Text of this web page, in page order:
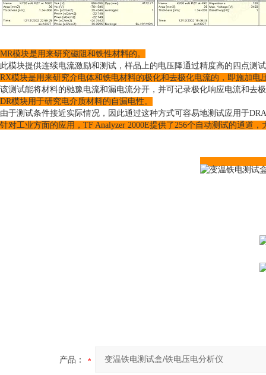
MR模块是用来研究磁阻和铁性材料的。
此模块提供连续电流激励和测试，样品上的电压降通过精度高的四点测
RX模块是用来研究介电体和铁电材料的极化和去极化电流的，即施加电
该测试能将材料的驰豫电流和漏电流分开，并可记录极化响应电流和去
DR模块用于研究电介质材料的自漏电性。
由于测试条件接近实际情况，因此通过这种方式可容易地测试应用于
针对工业方面的应用，TF Analyzer 2000E提供了256个自动测试的通道
产品：